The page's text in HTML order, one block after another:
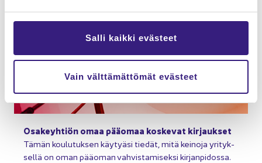
Salli kaikki evästeet
Vain välttämättömät evästeet
Osa­keyh­tiön omaa pää­omaa kos­ke­vat kir­jauk­set
Tämän kou­lu­tuk­sen käy­tyä­si tie­dät, mitä kei­no­ja yri­tyk­
sel­lä on oman pää­oman vah­vis­ta­mi­sek­si kir­jan­pi­dos­sa.